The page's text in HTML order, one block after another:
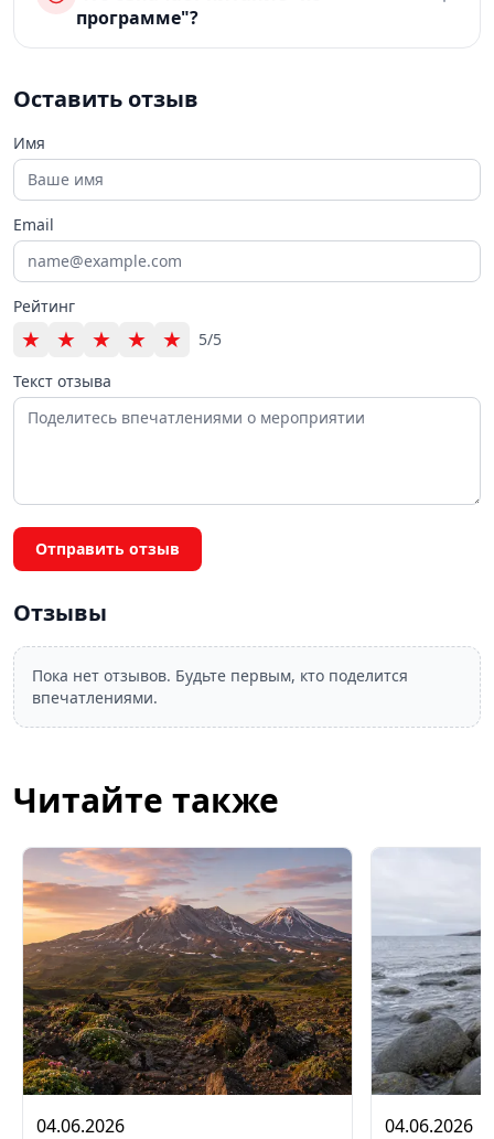
программе"?
Оставить отзыв
Имя
Email
Рейтинг
★ ★ ★ ★ ★
5/5
Текст отзыва
Отправить отзыв
Отзывы
Пока нет отзывов. Будьте первым, кто поделится
впечатлениями.
Читайте также
04.06.2026 04.06.2026